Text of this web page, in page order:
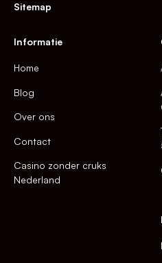
Sitemap
Informatie
Home
Blog
Over ons
Contact
Casino zonder cruks
Nederland